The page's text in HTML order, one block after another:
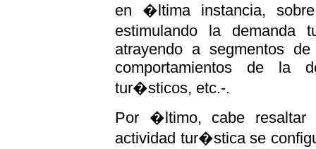
en �ltima instancia,
estimulando la demanda
atrayendo a segmentos
comportamientos de la
tur�sticos, etc.-.
Por �ltimo, cabe
actividad tur�stica se